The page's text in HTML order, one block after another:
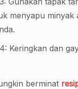
menyapu minyak
Keringkan dan
berminat